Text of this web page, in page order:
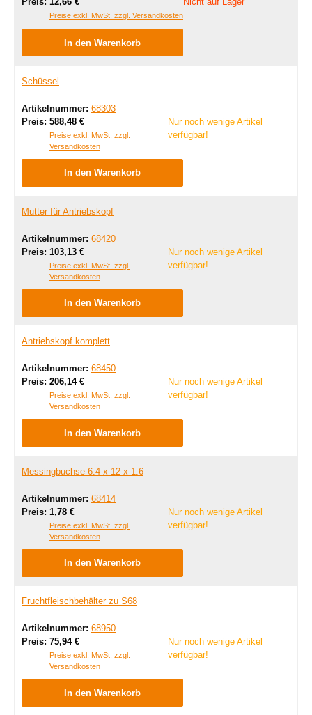
Preise exkl. MwSt. zzgl. Versandkosten
In den Warenkorb
Schüssel
Artikelnummer: 68303
Preis: Regulärer Preis:
588,48 €
Preise exkl. MwSt. zzgl.
Versandkosten
Nur noch wenige Artikel
verfügbar!
In den Warenkorb
Mutter für Antriebskopf
Artikelnummer: 68420
Preis: Regulärer Preis:
103,13 €
Preise exkl. MwSt. zzgl.
Versandkosten
Nur noch wenige Artikel
verfügbar!
In den Warenkorb
Antriebskopf komplett
Artikelnummer: 68450
Preis: Regulärer Preis:
206,14 €
Preise exkl. MwSt. zzgl.
Versandkosten
Nur noch wenige Artikel
verfügbar!
In den Warenkorb
Messingbuchse 6.4 x 12 x 1.6
Artikelnummer: 68414
Preis: Regulärer Preis:
1,78 €
Preise exkl. MwSt. zzgl.
Versandkosten
Nur noch wenige Artikel
verfügbar!
In den Warenkorb
Fruchtfleischbehälter zu S68
Artikelnummer: 68950
Preis: Regulärer Preis:
75,94 €
Preise exkl. MwSt. zzgl.
Versandkosten
Nur noch wenige Artikel
verfügbar!
In den Warenkorb